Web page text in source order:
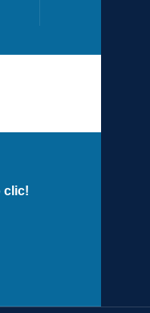
clic!